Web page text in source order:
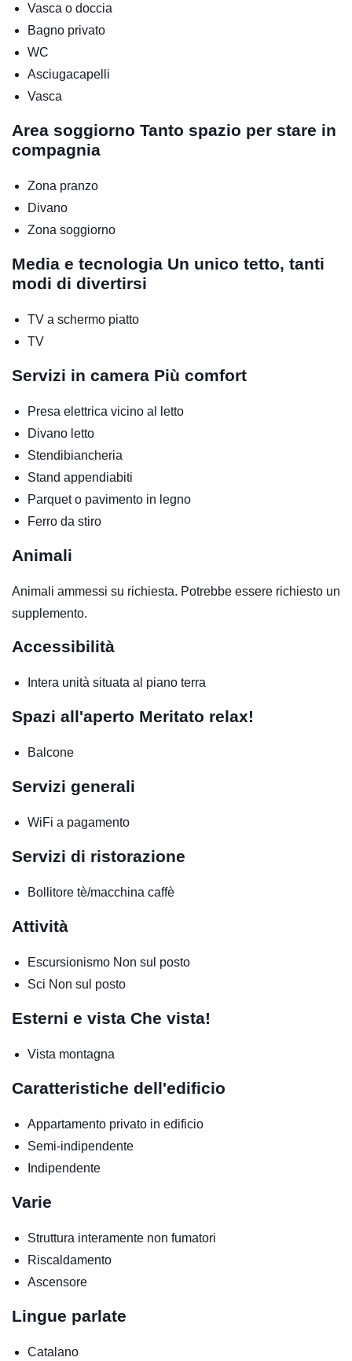
Vasca o doccia
Bagno privato
WC
Asciugacapelli
Vasca
Area soggiorno Tanto spazio per stare in
compagnia
Zona pranzo
Divano
Zona soggiorno
Media e tecnologia Un unico tetto, tanti
modi di divertirsi
TV a schermo piatto
TV
Servizi in camera Più comfort
Presa elettrica vicino al letto
Divano letto
Stendibiancheria
Stand appendiabiti
Parquet o pavimento in legno
Ferro da stiro
Animali
Animali ammessi su richiesta. Potrebbe essere richiesto un
supplemento.
Accessibilità
Intera unità situata al piano terra
Spazi all'aperto Meritato relax!
Balcone
Servizi generali
WiFi a pagamento
Servizi di ristorazione
Bollitore tè/macchina caffè
Attività
Escursionismo Non sul posto
Sci Non sul posto
Esterni e vista Che vista!
Vista montagna
Caratteristiche dell'edificio
Appartamento privato in edificio
Semi-indipendente
Indipendente
Varie
Struttura interamente non fumatori
Riscaldamento
Ascensore
Lingue parlate
Catalano